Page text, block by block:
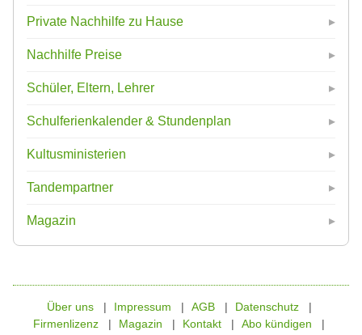
Private Nachhilfe zu Hause
Nachhilfe Preise
Schüler, Eltern, Lehrer
Schulferienkalender & Stundenplan
Kultusministerien
Tandempartner
Magazin
Über uns Impressum AGB
Datenschutz
Firmenlizenz
Magazin Kontakt
Abo kündigen